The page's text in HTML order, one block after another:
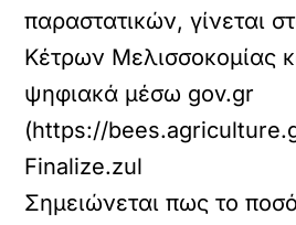
παραστατικών, γίνεται
Κέτρων Μελισσοκομίας
ψηφιακά μέσω gov.gr
(https://
Finalize.zul
Σημειώνεται πως το